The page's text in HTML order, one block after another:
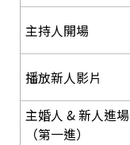
主持人開場
播放新人影片
主婚人 & 新人進場
（第一進）